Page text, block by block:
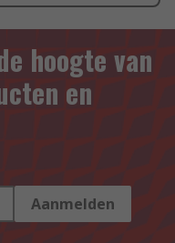
hoogte van
en
Aanmelden